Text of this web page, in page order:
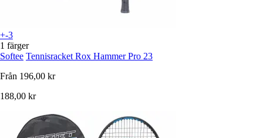
+-3
1 färger
Softee Tennisracket Rox Hammer Pro 23
Från 196,00 kr
188,00 kr